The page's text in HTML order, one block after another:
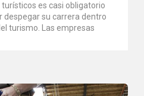
es casi obligatorio
despegar su carrera dentro
turismo. Las empresas